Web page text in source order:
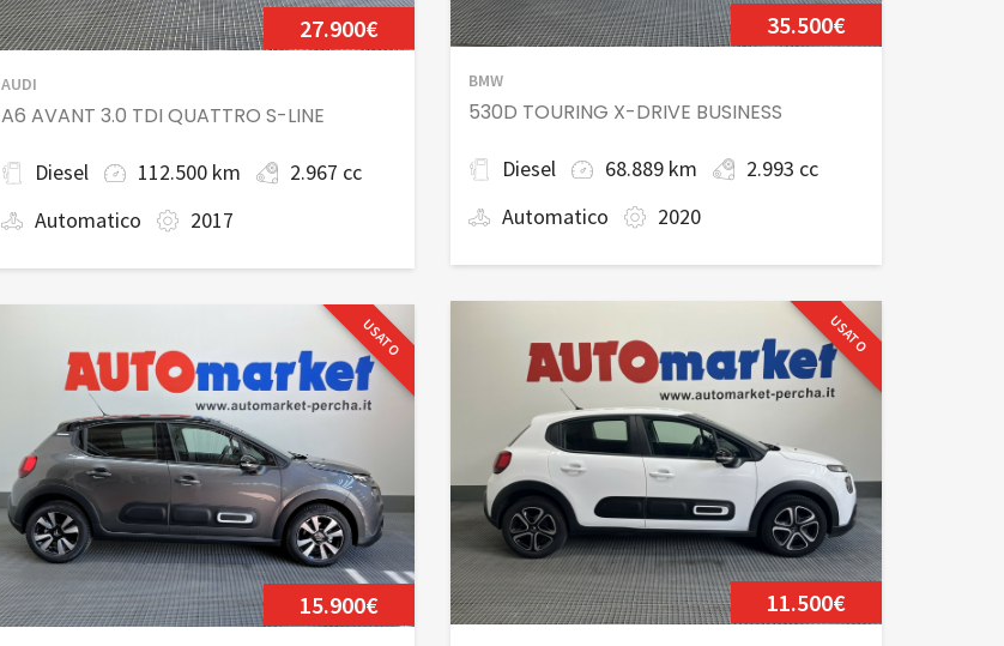
27.900€
AUDI
A6 AVANT 3.0 TDI QUATTRO S-LINE
Diesel 112.500 km
2.967 cc
Automatico
2017
35.500€
BMW
530D TOURING X-DRIVE BUSINESS
Diesel 68.889 km
2.993 cc
Automatico
2020
USATO
11.500€
USATO
15.900€